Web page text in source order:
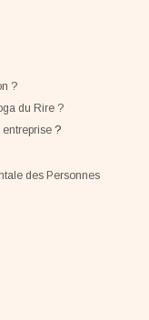
?
du Rire ?
entreprise?
des Personnes